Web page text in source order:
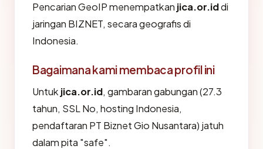
Pencarian GeoIP menempatkan jica.or.iddi
jaringan BIZNET, secara geografis di
Indonesia.
Bagaimana kami membaca profil ini
Untuk jica.or.id, gambaran gabungan (27.3
tahun, SSL No, hosting Indonesia,
pendaftaran PT Biznet Gio Nusantara) jatuh
dalam pita "safe".